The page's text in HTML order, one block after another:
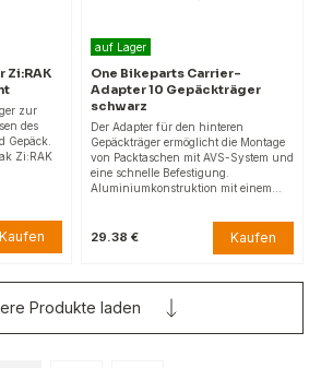
Zi:RAK
zur
des
Gepäck.
Zi:RAK
Kaufen
auf Lager
One Bikeparts Carrier-
Adapter 10 Gepäckträger
schwarz
Der Adapter für den hinteren
Gepäckträger ermöglicht die Montage
von Packtaschen mit AVS-System und
eine schnelle Befestigung.
Aluminiumkonstruktion mit einem…
29.38 € Kaufen
Produkte laden